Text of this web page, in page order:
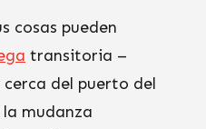
cosas pueden
transitoria –
del puerto del
mudanza